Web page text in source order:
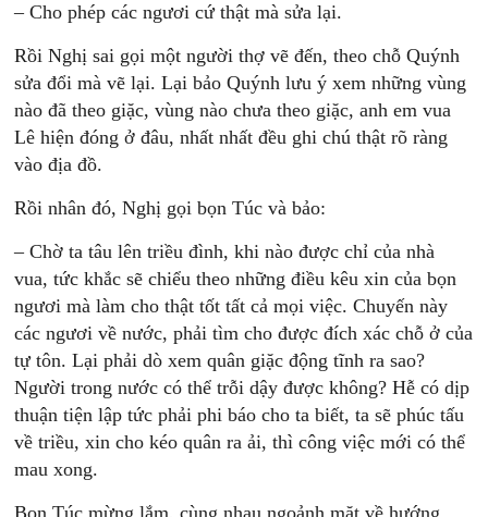
– Cho phép các ngươi cứ thật mà sửa lại.
Rồi Nghị sai gọi một người thợ vẽ đến, theo chỗ Quýnh
sửa đổi mà vẽ lại. Lại bảo Quýnh lưu ý xem những vùng
nào đã theo giặc, vùng nào chưa theo giặc, anh em vua
Lê hiện đóng ở đâu, nhất nhất đều ghi chú thật rõ ràng
vào địa đồ.
Rồi nhân đó, Nghị gọi bọn Túc và bảo:
– Chờ ta tâu lên triều đình, khi nào được chỉ của nhà
vua, tức khắc sẽ chiểu theo những điều kêu xin của bọn
ngươi mà làm cho thật tốt tất cả mọi việc. Chuyến này
các ngươi về nước, phải tìm cho được đích xác chỗ ở của
tự tôn. Lại phải dò xem quân giặc động tĩnh ra sao?
Người trong nước có thể trỗi dậy được không? Hễ có dịp
thuận tiện lập tức phải phi báo cho ta biết, ta sẽ phúc tấu
về triều, xin cho kéo quân ra ải, thì công việc mới có thể
mau xong.
Bọn Túc mừng lắm, cùng nhau ngoảnh mặt về hướng